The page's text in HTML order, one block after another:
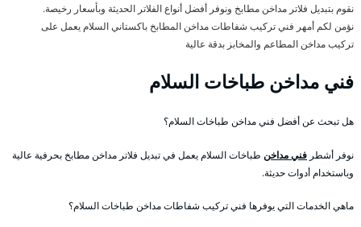
نقوم بتبديل فلاتر مداخن مطابخ ونوفر أفضل أنواع الفلاتر الحديثة وبأسعار رخيصة.
نؤمن لكم أمهر فني تركيب شفاطات مداخن المطابخ باكستاني السلام يعمل على
تركيب مداخن المطاعم والمخابز بدقة عالية
فني مداخن طباخات السلام
هل تبحث عن أفضل فني مداخن طباخات السلام؟
نوفر أشطر فني مداخن طباخات السلام يعمل في تبديل فلاتر مداخن مطابخ بحرفية عالية
وباستخدام أدوات حديثة.
ماهي الخدمات التي يوفرها فني تركيب شفاطات مداخن طباخات السلام؟